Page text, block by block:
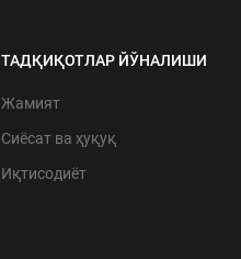
ТАДҚИҚОТЛАР ЙЎНАЛИШИ
Жамият
Сиёсат ва ҳуқуқ
Иқтисодиёт